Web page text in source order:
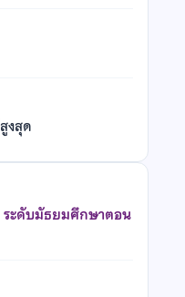
งสุด
ระดับมัธยมศึกษาตอน